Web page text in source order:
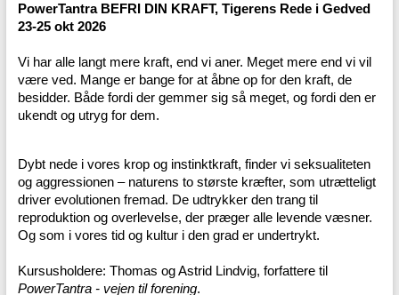
PowerTantra BEFRI DIN KRAFT, Tigerens Rede i Gedved
23-25 okt 2026
Vi har alle langt mere kraft, end vi aner. Meget mere end vi vil
være ved. Mange er bange for at åbne op for den kraft, de
besidder. Både fordi der gemmer sig så meget, og fordi den er
ukendt og utryg for dem.
Dybt nede i vores krop og instinktkraft, finder vi seksualiteten
og aggressionen – naturens to største kræfter, som utrætteligt
driver evolutionen fremad. De udtrykker den trang til
reproduktion og overlevelse, der præger alle levende væsner.
Og som i vores tid og kultur i den grad er undertrykt.
Kursusholdere: Thomas og Astrid Lindvig, forfattere til
PowerTantra - vejen til forening.